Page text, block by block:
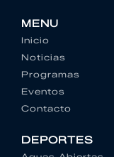
MENU
Inicio
Noticias
Programas
Eventos
Contacto
DEPORTES